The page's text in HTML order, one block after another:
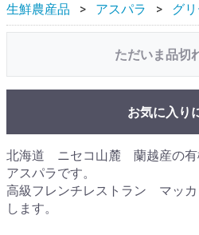
生鮮農産品
アスパラ グ
ただいま品切
お気に入り
北海道 ニセコ山麓 蘭越産の有
アスパラです。
高級フレンチレストラン マッカ
します。